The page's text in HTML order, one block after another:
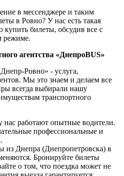
в мессенджере и таким
в Ровно? У нас есть такая
билеты, обсудив все с
режиме.
агентства «ДнепроBUS»
Ровно» - услуга,
Мы это знаем и делаем все
всегда выбирали нашу
транспортного
нас работают опытные водители.
профессиональные и
из Днепра (Днепропетровска) в
Бронируйте билеты
о том, что поездка может не